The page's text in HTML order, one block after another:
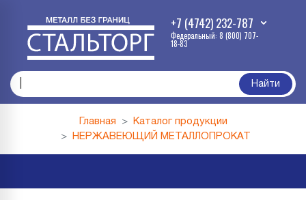
+7 (4742) 232-787
Федеральный: 8 (800) 707-
18-83
Найти
Главная
Каталог продукции
НЕРЖАВЕЮЩИЙ МЕТАЛЛОПРОКАТ